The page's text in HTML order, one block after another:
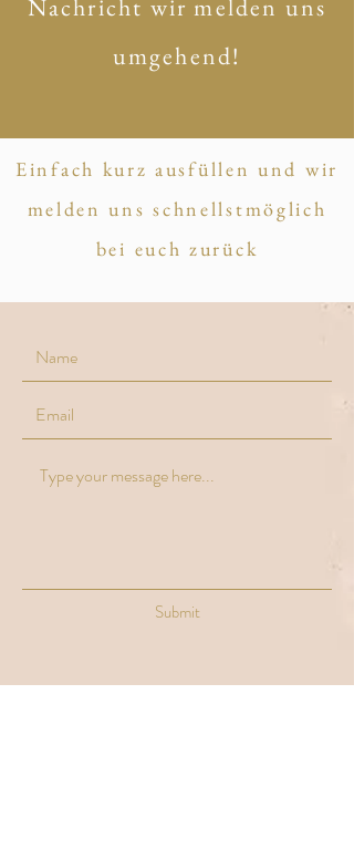
Nachricht wir melden uns
umgehend!
Einfach kurz ausfüllen und wir
melden uns schnellstmöglich
bei euch zurück
Submit